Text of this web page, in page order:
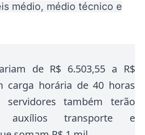
médio, médio técnico e
de R$ 6.503,55 a R$
carga horária de 40 horas
servidores também terão
auxílios transporte e